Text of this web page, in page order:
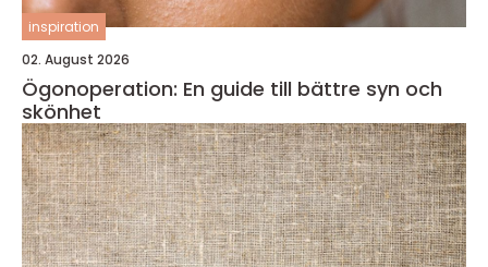
inspiration
02. August 2026
Ögonoperation: En guide till bättre syn och
skönhet